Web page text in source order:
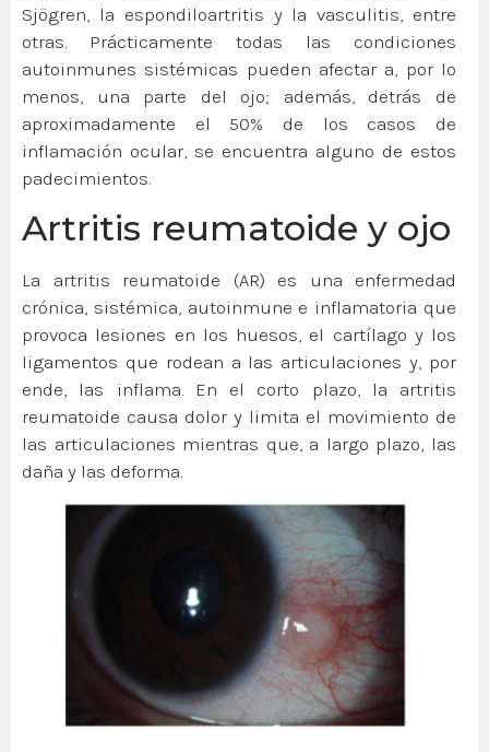
Sjögren, la espondiloartritis y la vasculitis, entre
otras. Prácticamente todas las condiciones
autoinmunes sistémicas pueden afectar a, por lo
menos, una parte del ojo; además, detrás de
aproximadamente el 50% de los casos de
inflamación ocular, se encuentra alguno de estos
padecimientos.
Artritis reumatoide y ojo
La artritis reumatoide (AR) es una enfermedad
crónica, sistémica, autoinmune e inflamatoria que
provoca lesiones en los huesos, el cartílago y los
ligamentos que rodean a las articulaciones y, por
ende, las inflama. En el corto plazo, la artritis
reumatoide causa dolor y limita el movimiento de
las articulaciones mientras que, a largo plazo, las
daña y las deforma.